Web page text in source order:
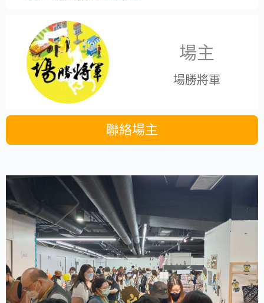
場主
場勝將軍
聯絡場主